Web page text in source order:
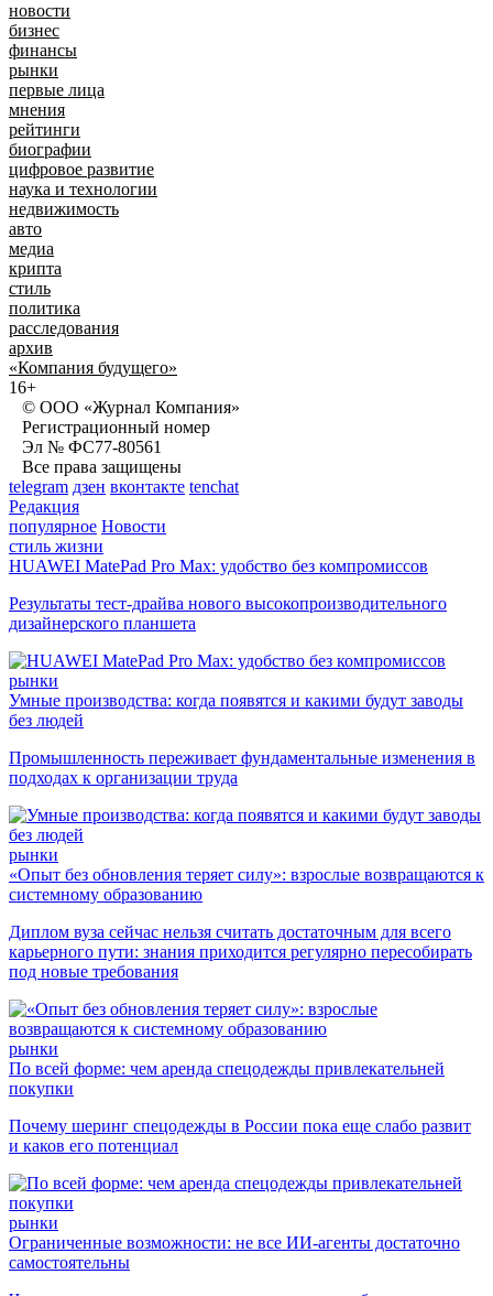
новости
бизнес
финансы
рынки
первые лица
мнения
рейтинги
биографии
цифровое развитие
наука и технологии
недвижимость
авто
медиа
крипта
стиль
политика
расследования
архив
«Компания будущего»
16+
© ООО «Журнал Компания»
Регистрационный номер
Эл № ФС77-80561
Все права защищены
telegram дзен вконтакте tenchat
Редакция
популярное Новости
стиль жизни
HUAWEI MatePad Pro Max: удобство без компромиссов
Результаты тест-драйва нового высокопроизводительного
дизайнерского планшета
рынки
Умные производства: когда появятся и какими будут заводы
без людей
Промышленность переживает фундаментальные изменения в
подходах к организации труда
рынки
«Опыт без обновления теряет силу»: взрослые возвращаются к
системному образованию
Диплом вуза сейчас нельзя считать достаточным для всего
карьерного пути: знания приходится регулярно пересобирать
под новые требования
рынки
По всей форме: чем аренда спецодежды привлекательней
покупки
Почему шеринг спецодежды в России пока еще слабо развит
и каков его потенциал
рынки
Ограниченные возможности: не все ИИ-агенты достаточно
самостоятельны